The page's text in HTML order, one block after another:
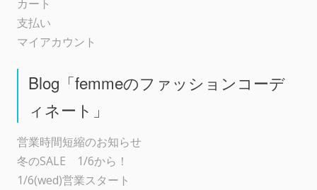
カート
支払い
マイアカウント
Blog「femmeのファッションコーデ
ィネート」
営業時間短縮のお知らせ
冬のSALE 1/6から！
1/6(wed)営業スタート